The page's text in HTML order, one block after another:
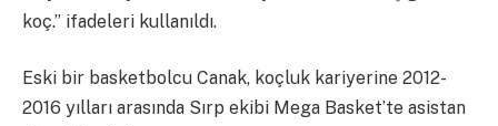
koç.” ifadeleri kullanıldı.
Eski bir basketbolcu Canak, koçluk kariyerine 2012-
2016 yılları arasında Sırp ekibi Mega Basket’te asistan